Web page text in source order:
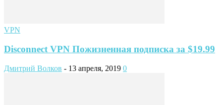
VPN
Disconnect VPN Пожизненная подписка за $19.99
Дмитрий Волков - 13 апреля, 2019 0